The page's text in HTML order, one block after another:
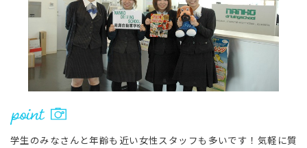
学生のみなさんと年齢も近い女性スタッフも多いです！気軽に質